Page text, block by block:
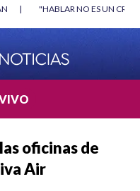
|
"HABLAR NO ES UN
oficinas de
Air